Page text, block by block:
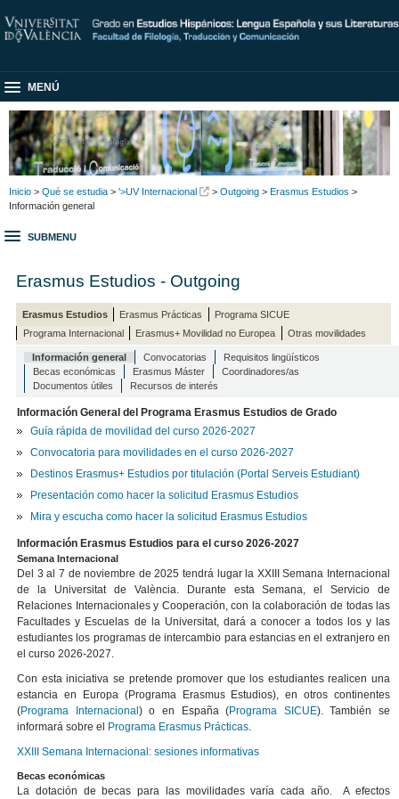
MENÚ
Inicio > Qué se estudia > '>UV Internacional > Outgoing > Erasmus Estudios >
Información general
SUBMENU
Erasmus Estudios - Outgoing
Erasmus Estudios Erasmus Prácticas
Programa SICUE
Programa Internacional
Erasmus+ Movilidad no Europea Otras movilidades
Información general Convocatorias
Requisitos lingüísticos
Becas económicas
Erasmus Máster
Coordinadores/as
Documentos útiles
Recursos de interés
Información General del Programa Erasmus Estudios de Grado
Guía rápida de movilidad del curso 2026-2027
Convocatoria para movilidades en el curso 2026-2027
Destinos Erasmus+ Estudios por titulación (Portal Serveis Estudiant)
Presentación como hacer la solicitud Erasmus Estudios
Mira y escucha como hacer la solicitud Erasmus Estudios
Información Erasmus Estudios para el curso 2026-2027
Semana Internacional
Del 3 al 7 de noviembre de 2025 tendrá lugar la XXIII Semana Internacional
de la Universitat de València. Durante esta Semana, el Servicio de
Relaciones Internacionales y Cooperación, con la colaboración de todas las
Facultades y Escuelas de la Universitat, dará a conocer a todos los y las
estudiantes los programas de intercambio para estancias en el extranjero en
el curso 2026-2027.
Con esta iniciativa se pretende promover que los estudiantes realicen una
estancia en Europa (Programa Erasmus Estudios), en otros continentes
(Programa Internacional ) o en España (Programa SICUE). También se
informará sobre el
Programa Erasmus Prácticas.
XXIII Semana Internacional: sesiones informativas
Becas económicas
La dotación de becas para las movilidades varía cada año. A efectos